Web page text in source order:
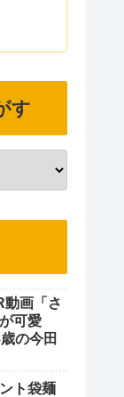
す
動画「さ
可愛
の今田
ト袋麺